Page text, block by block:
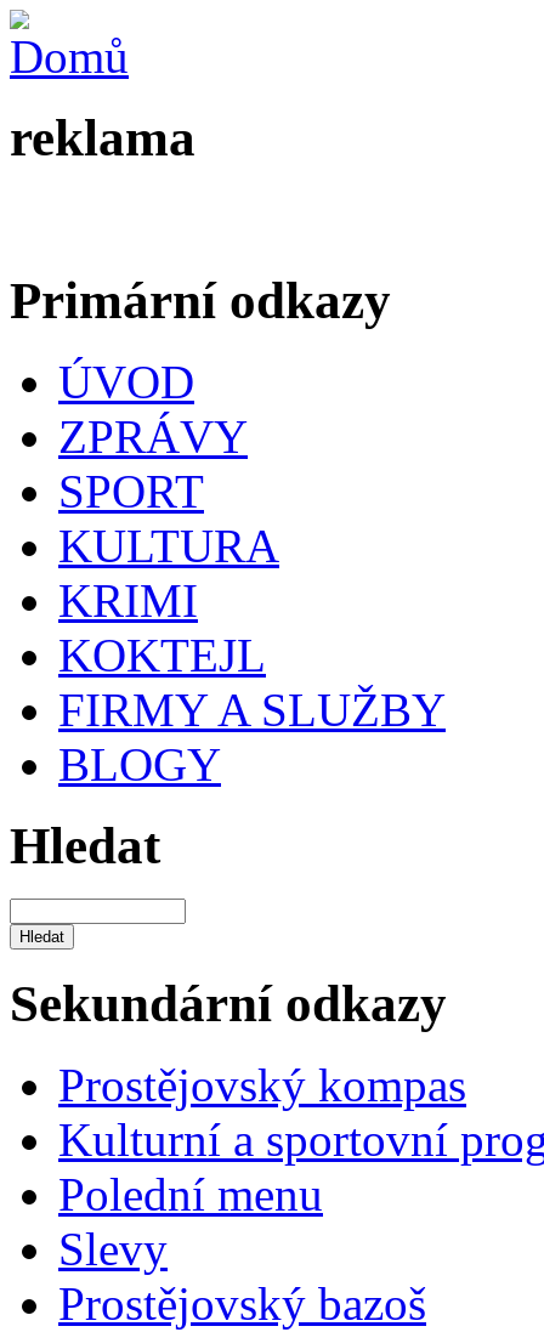
reklama
Primární odkazy
ÚVOD
ZPRÁVY
SPORT
KULTURA
KRIMI
KOKTEJL
FIRMY A SLUŽBY
BLOGY
Hledat
Sekundární odkazy
Prostějovský kompas
Kulturní a sportovní
Polední menu
Slevy
Prostějovský bazoš